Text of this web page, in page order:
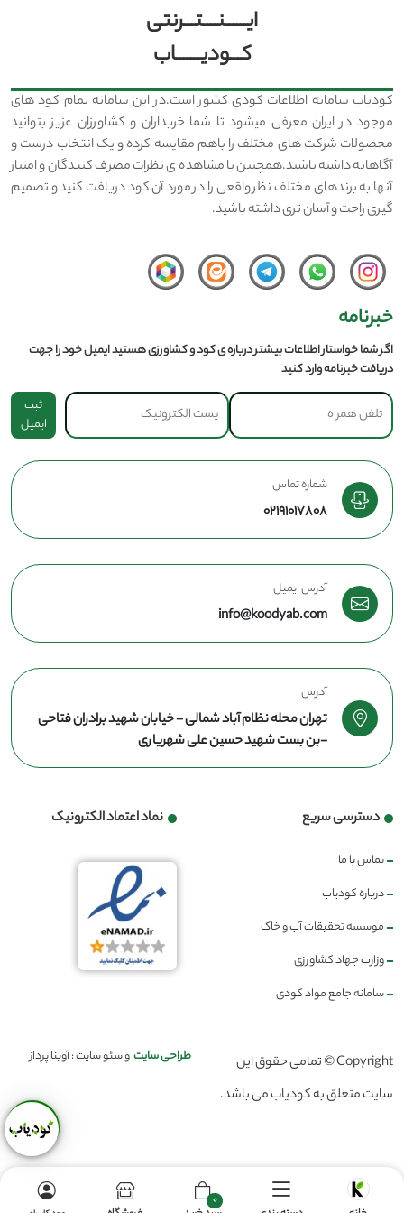
ایــــــنــــتـــرنتی
کـــودیـــــــاب
کودیاب سامانه اطلاعات کودی کشور است.در این سامانه تمام کود های
موجود در ایران معرفی میشود تا شما خریداران و کشاورزان عزیز بتوانید
محصولات شرکت های مختلف را باهم مقایسه کرده و یک انتخاب درست و
آگاهانه داشته باشید.همچنین با مشاهده ی نظرات مصرف کنندگان و امتیاز
آنها به برندهای مختلف نظر واقعی را در مورد آن کود دریافت کنید و تصمیم
گیری راحت و آسان تری داشته باشید.
خبرنامه
اگر شما خواستار اطلاعات بیشتر درباره ی کود و کشاورزی هستید ایمیل خود را جهت
دریافت خبرنامه وارد کنید
ثبت
ایمیل
شماره تماس
02191017808
آدرس ایمیل
info@koodyab.com
آدرس
تهران محله نظام آباد شمالی - خیابان شهید برادران فتاحی
-بن بست شهید حسین علی شهریاری
دسترسی سریع
تماس با ما
درباره کودیاب
موسسه تحقیقات آب و خاک
وزارت جهاد کشاورزی
سامانه جامع مواد کودی
نماد اعتماد الکترونیک
Copyright © تمامی حقوق این
سایت متعلق به کودیاب می باشد.
طراحی سایتو سئو سایت : آوینا پرداز
0